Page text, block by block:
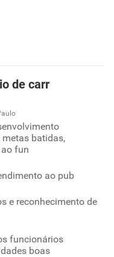
de carr
batidas,
fun
ao pub
e reconhecimento de
funcionários
boas